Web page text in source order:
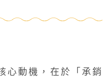
心動機，在於「承銷